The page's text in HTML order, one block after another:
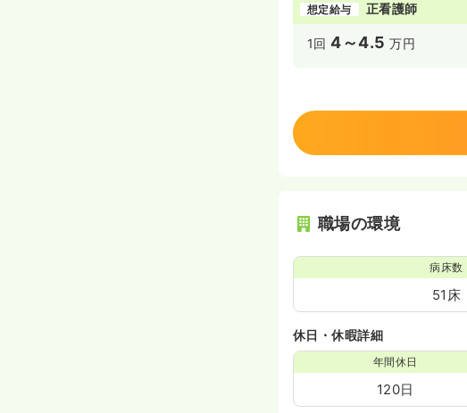
想定給与 正看護師
1回4～4.5 万円
職場の環境
病床数
51床
休日・休暇詳細
年間休日
120日